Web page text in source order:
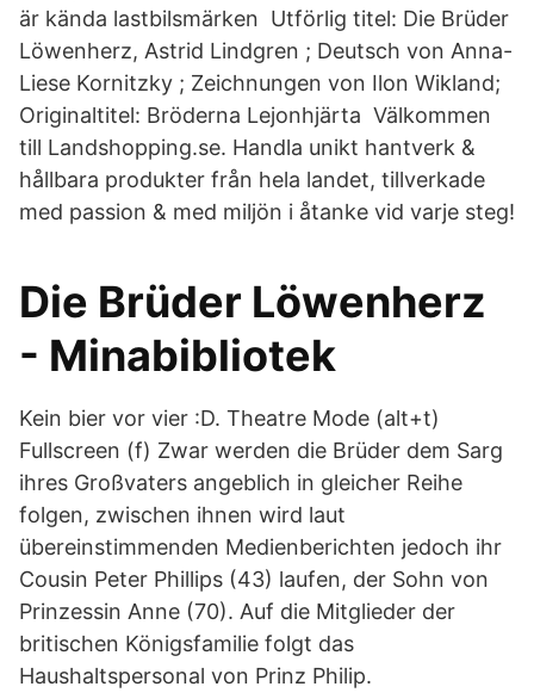
är kända lastbilsmärken Utförlig titel: Die Brüder
Löwenherz, Astrid Lindgren ; Deutsch von Anna-
Liese Kornitzky ; Zeichnungen von Ilon Wikland;
Originaltitel: Bröderna Lejonhjärta Välkommen
till Landshopping.se. Handla unikt hantverk &
hållbara produkter från hela landet, tillverkade
med passion & med miljön i åtanke vid varje steg!
Die Brüder Löwenherz
- Minabibliotek
Kein bier vor vier :D. Theatre Mode (alt+t)
Fullscreen (f) Zwar werden die Brüder dem Sarg
ihres Großvaters angeblich in gleicher Reihe
folgen, zwischen ihnen wird laut
übereinstimmenden Medienberichten jedoch ihr
Cousin Peter Phillips (43) laufen, der Sohn von
Prinzessin Anne (70). Auf die Mitglieder der
britischen Königsfamilie folgt das
Haushaltspersonal von Prinz Philip.